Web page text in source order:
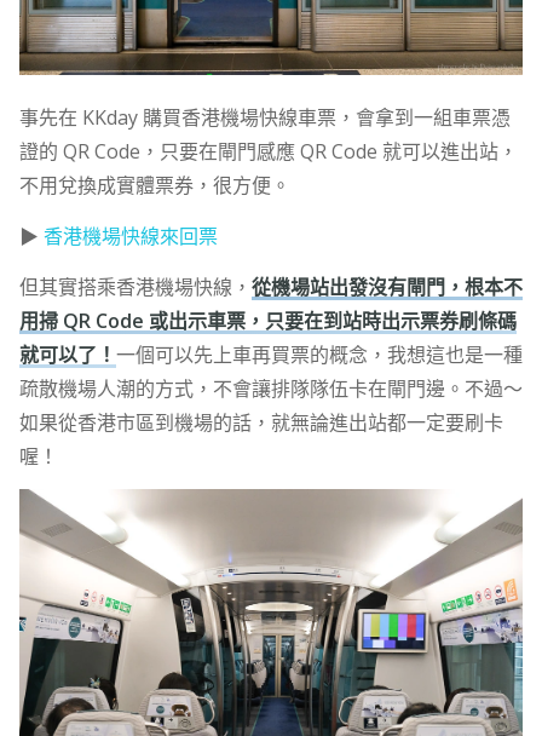
事先在 KKday 購買香港機場快線車票，會拿到一組車票憑
證的 QR Code，只要在閘門感應 QR Code 就可以進出站，
不用兌換成實體票券，很方便。
▶ 香港機場快線來回票
但其實搭乘香港機場快線， 從機場站出發沒有閘門，根本不
用掃 QR Code 或出示車票，只要在到站時出示票券刷條碼
就可以了！ 一個可以先上車再買票的概念，我想這也是一種
疏散機場人潮的方式，不會讓排隊隊伍卡在閘門邊。不過～
如果從香港市區到機場的話，就無論進出站都一定要刷卡
喔！